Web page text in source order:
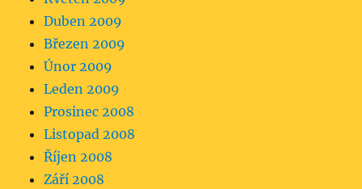
Duben 2009
Březen 2009
Únor 2009
Leden 2009
Prosinec 2008
Listopad 2008
Říjen 2008
Září 2008